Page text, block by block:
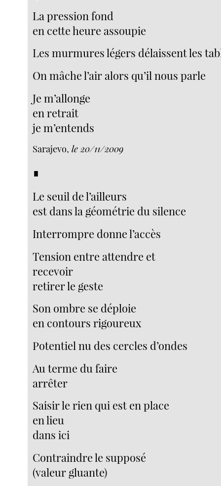
La pression fond
en cette heure assoupie
Les murmures légers délaissent les
On mâche l’air alors qu’il nous parle
Je m’allonge
en retrait
je m’entends
Sarajevo, le 20/11/2009
∎
Le seuil de l’ailleurs
est dans la géométrie du silence
Interrompre donne l’accès
Tension entre attendre et
recevoir
retirer le geste
Son ombre se déploie
en contours rigoureux
Potentiel nu des cercles d’ondes
Au terme du faire
arrêter
Saisir le rien qui est en place
en lieu
dans ici
Contraindre le supposé
(valeur gluante)